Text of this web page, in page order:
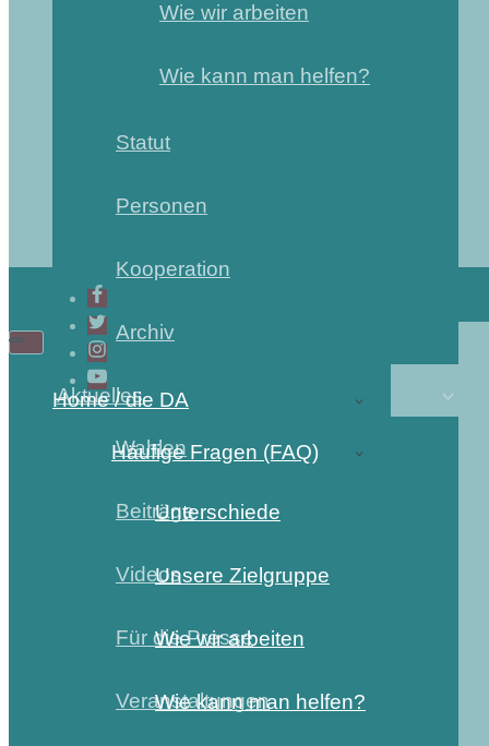
Wie wir arbeiten
Wie kann man helfen?
Statut
Personen
Kooperation
Archiv
Aktuelles
Wahlen
Beiträge
Videos
Für die Presse
Veranstaltungen
Home / die DA
Häufige Fragen (FAQ)
Unterschiede
Unsere Zielgruppe
Wie wir arbeiten
Wie kann man helfen?